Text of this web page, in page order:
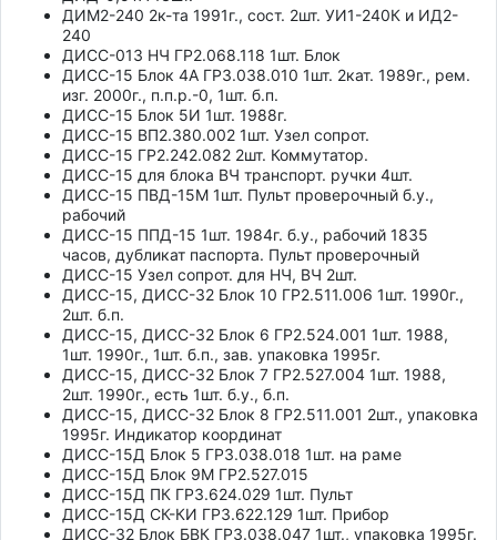
ДИМ2-240 2к-та 1991г., сост. 2шт. УИ1-240К и ИД2-
240
ДИСС-013 НЧ ГР2.068.118 1шт. Блок
ДИСС-15 Блок 4А ГР3.038.010 1шт. 2кат. 1989г., рем.
изг. 2000г., п.п.р.-0, 1шт. б.п.
ДИСС-15 Блок 5И 1шт. 1988г.
ДИСС-15 ВП2.380.002 1шт. Узел сопрот.
ДИСС-15 ГР2.242.082 2шт. Коммутатор.
ДИСС-15 для блока ВЧ транспорт. ручки 4шт.
ДИСС-15 ПВД-15М 1шт. Пульт проверочный б.у.,
рабочий
ДИСС-15 ППД-15 1шт. 1984г. б.у., рабочий 1835
часов, дубликат паспорта. Пульт проверочный
ДИСС-15 Узел сопрот. для НЧ, ВЧ 2шт.
ДИСС-15, ДИСС-32 Блок 10 ГР2.511.006 1шт. 1990г.,
2шт. б.п.
ДИСС-15, ДИСС-32 Блок 6 ГР2.524.001 1шт. 1988,
1шт. 1990г., 1шт. б.п., зав. упаковка 1995г.
ДИСС-15, ДИСС-32 Блок 7 ГР2.527.004 1шт. 1988,
2шт. 1990г., есть 1шт. б.у., б.п.
ДИСС-15, ДИСС-32 Блок 8 ГР2.511.001 2шт., упаковка
1995г. Индикатор координат
ДИСС-15Д Блок 5 ГР3.038.018 1шт. на раме
ДИСС-15Д Блок 9М ГР2.527.015
ДИСС-15Д ПК ГР3.624.029 1шт. Пульт
ДИСС-15Д СК-КИ ГР3.622.129 1шт. Прибор
ДИСС-32 Блок БВК ГР3.038.047 1шт., упаковка 1995г.